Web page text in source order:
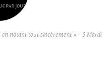
PAR JOUR
en notant tout sincèrement » – S Maraï